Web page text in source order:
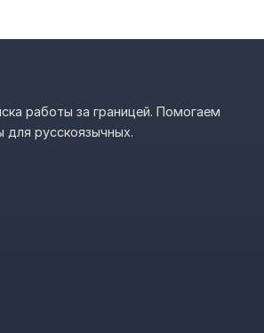
работы за границей. Помогаем
для русскоязычных.